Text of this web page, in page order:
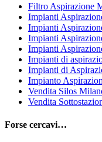
Filtro Aspirazione
Impianti
Impianti
Impianti
Impianti
Impianti di
Impianti di
Impianto
Vendita Silos
Vendita
Forse cercavi…